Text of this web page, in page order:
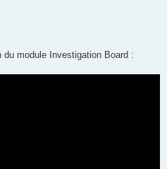
module Investigation Board :